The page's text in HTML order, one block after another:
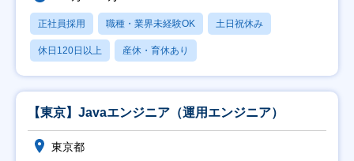
正社員採用 職種・業界未経験OK 土日祝休み
休日120日以上 産休・育休あり
【東京】Javaエンジニア（運用エンジニア）
東京都